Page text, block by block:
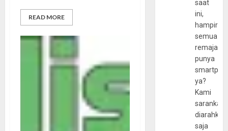
READ MORE
saat
ini,
hampir
semua
remaja
punya
ya?
Kami
sarankan,
diarahkan
saja